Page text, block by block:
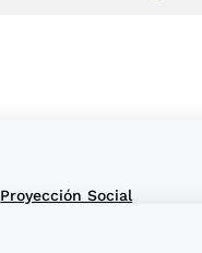
Proyección Social